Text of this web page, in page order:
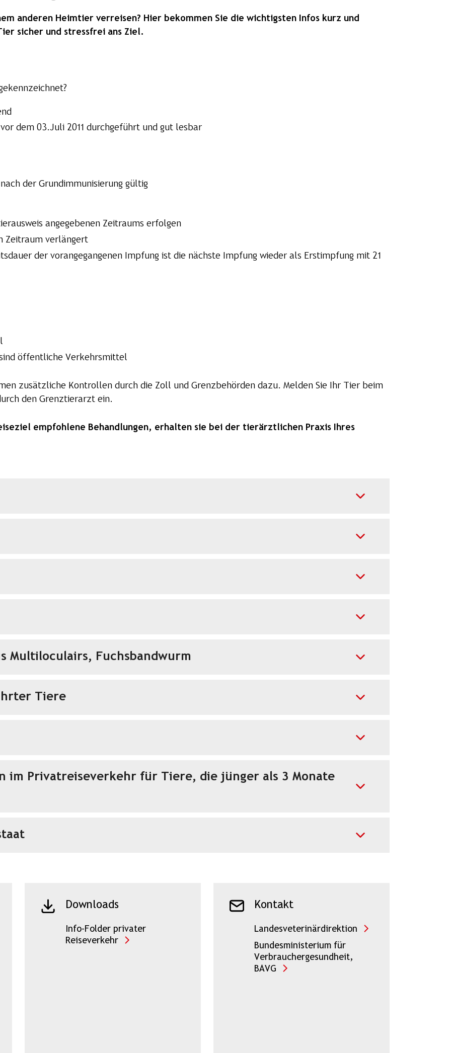
anderen Heimtier verreisen? Hier bekommen Sie die wichtigsten Infos kurz und
sicher und stressfrei ans Ziel.
dem 03.Juli 2011 durchgeführt und gut lesbar
der Grundimmunisierung gültig
angegebenen Zeitraums erfolgen
Zeitraum verlängert
der vorangegangenen Impfung ist die nächste Impfung wieder als Erstimpfung mit 21
öffentliche Verkehrsmittel
zusätzliche Kontrollen durch die Zoll und Grenzbehörden dazu. Melden Sie Ihr Tier beim
den Grenztierarzt ein.
empfohlene Behandlungen, erhalten sie bei der tierärztlichen Praxis Ihres
Multiloculairs, Fuchsbandwurm
Tiere
im Privatreiseverkehr für Tiere, die jünger als 3 Monate
Downloads
Info-Folder privater
Reiseverkehr
Kontakt
Landesveterinärdirektion
Bundesministerium für
Verbrauchergesundheit,
BAVG